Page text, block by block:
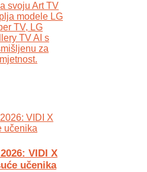
svoju Art TV
modele LG
TV, LG
TV AI s
za
VIDI X
učenika